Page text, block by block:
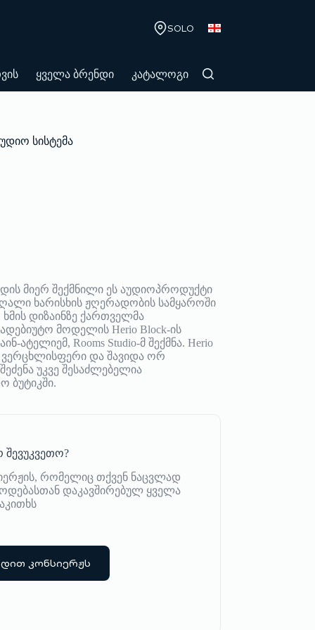
SOLO
ყველა ბრენდი კატალოგი
სისტემა
მიერ შექმნილი ეს აუდიოპროდუქტი
ხარისხის ჟღერადობის სამყაროში
დიზაინზე ქართველმა
მოდელის Herio Block-ის
ატელიემ, Rooms Studio-მ შექმნა. Herio
და შავიდა ორ
უკვე შესაძლებელია
რომელიც თქვენ ნაცვლად
დაკავშირებულ ყველა
კონსიერჟს